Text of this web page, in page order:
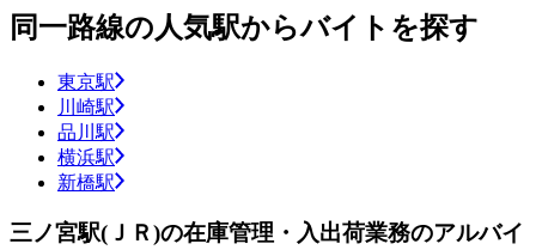
同一路線の人気駅からバイトを探す
東京駅
川崎駅
品川駅
横浜駅
新橋駅
三ノ宮駅(ＪＲ)の在庫管理・入出荷業務のアルバイ